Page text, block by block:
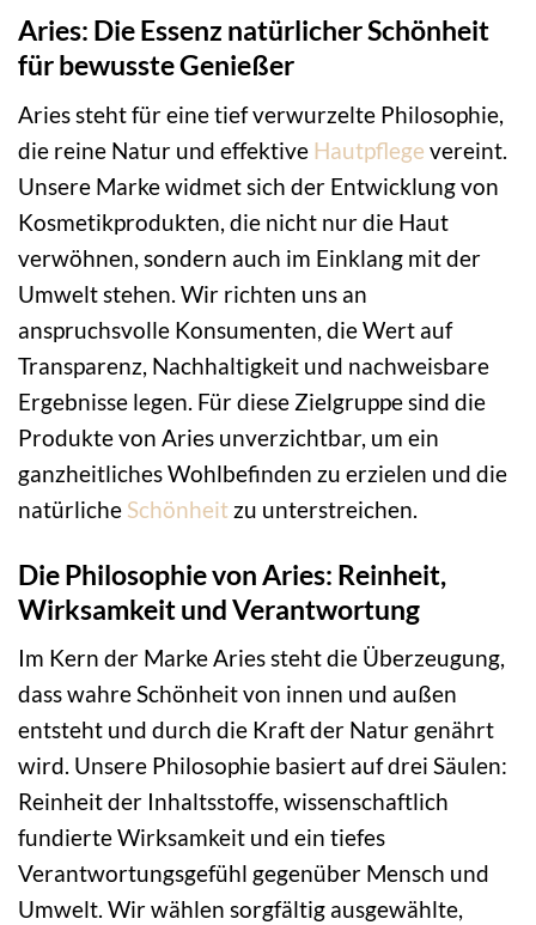
Aries: Die Essenz natürlicher Schönheit
für bewusste Genießer
Aries steht für eine tief verwurzelte Philosophie,
die reine Natur und effektive Hautpflege vereint.
Unsere Marke widmet sich der Entwicklung von
Kosmetikprodukten, die nicht nur die Haut
verwöhnen, sondern auch im Einklang mit der
Umwelt stehen. Wir richten uns an
anspruchsvolle Konsumenten, die Wert auf
Transparenz, Nachhaltigkeit und nachweisbare
Ergebnisse legen. Für diese Zielgruppe sind die
Produkte von Aries unverzichtbar, um ein
ganzheitliches Wohlbefinden zu erzielen und die
natürliche Schönheit zu unterstreichen.
Die Philosophie von Aries: Reinheit,
Wirksamkeit und Verantwortung
Im Kern der Marke Aries steht die Überzeugung,
dass wahre Schönheit von innen und außen
entsteht und durch die Kraft der Natur genährt
wird. Unsere Philosophie basiert auf drei Säulen:
Reinheit der Inhaltsstoffe, wissenschaftlich
fundierte Wirksamkeit und ein tiefes
Verantwortungsgefühl gegenüber Mensch und
Umwelt. Wir wählen sorgfältig ausgewählte,